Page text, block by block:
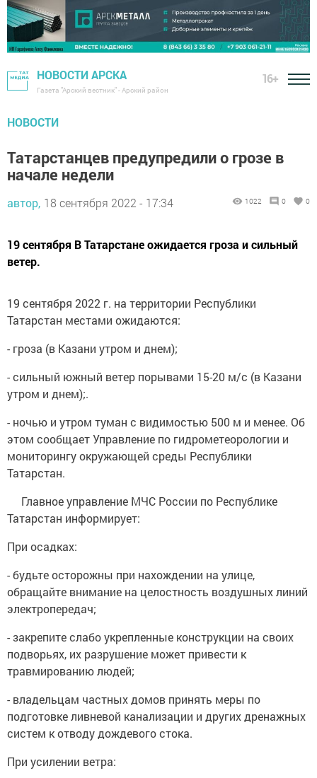
НОВОСТИ АРСКА
Газета "Арский вестник" - Арский район
16+
НОВОСТИ
Татарстанцев предупредили о грозе в
начале недели
автор, 18 сентября 2022 - 17:34 1022 0 0
19 сентября В Татарстане ожидается гроза и сильный
ветер.
19 сентября 2022 г. на территории Республики
Татарстан местами ожидаются:
- гроза (в Казани утром и днем);
- сильный южный ветер порывами 15-20 м/с (в Казани
утром и днем);.
- ночью и утром туман с видимостью 500 м и менее. Об
этом сообщает Управление по гидрометеорологии и
мониторингу окружающей среды Республики
Татарстан.
Главное управление МЧС России по Республике
Татарстан информирует:
При осадках:
- будьте осторожны при нахождении на улице,
обращайте внимание на целостность воздушных линий
электропередач;
- закрепите слабо укрепленные конструкции на своих
подворьях, их разрушение может привести к
травмированию людей;
- владельцам частных домов принять меры по
подготовке ливневой канализации и других дренажных
систем к отводу дождевого стока.
При усилении ветра: